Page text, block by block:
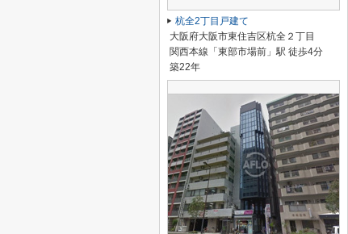
杭全2丁目戸建て
大阪府大阪市東住吉区杭全２丁目
関西本線「東部市場前」駅 徒歩4分
築22年